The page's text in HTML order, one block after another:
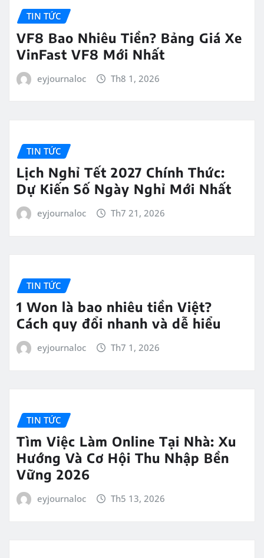
TIN TỨC
VF8 Bao Nhiêu Tiền? Bảng Giá Xe
VinFast VF8 Mới Nhất
eyjournaloc Th8 1, 2026
TIN TỨC
Lịch Nghỉ Tết 2027 Chính Thức:
Dự Kiến Số Ngày Nghỉ Mới Nhất
eyjournaloc Th7 21, 2026
TIN TỨC
1 Won là bao nhiêu tiền Việt?
Cách quy đổi nhanh và dễ hiểu
eyjournaloc Th7 1, 2026
TIN TỨC
Tìm Việc Làm Online Tại Nhà: Xu
Hướng Và Cơ Hội Thu Nhập Bền
Vững 2026
eyjournaloc Th5 13, 2026